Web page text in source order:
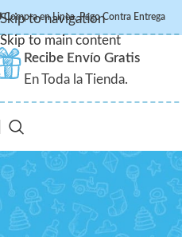
Skip to navigation
Skip to main content
Compra en Linea, Pago Contra Entrega
Recibe Envío Gratis
En Toda la Tienda.